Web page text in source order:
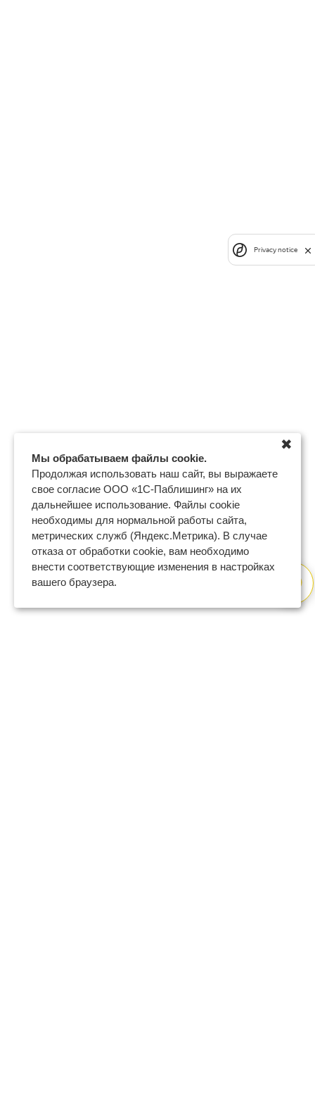
Мы обрабатываем файлы cookie.
Продолжая использовать наш сайт, вы выражаете
свое согласие ООО «1С-Паблишинг» на их
дальнейшее использование. Файлы cookie
необходимы для нормальной работы сайта,
метрических служб (Яндекс.Метрика). В случае
отказа от обработки cookie, вам необходимо
внести соответствующие изменения в настройках
вашего браузера.
✖
Privacy notice